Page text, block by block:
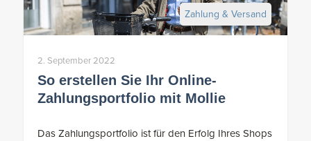
So erstellen Sie Ihr Online-
Zahlungsportfolio mit Mollie
2. September 2022
Zahlung & Versand
Das Zahlungsportfolio ist für den Erfolg Ihres Shops